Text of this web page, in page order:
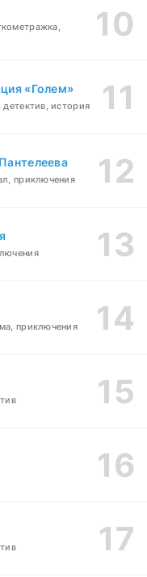
«Голем»
история
приключения
приключения